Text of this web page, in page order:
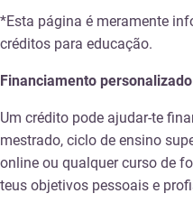
*Esta página é meramente
créditos para educação.
Financiamento
Um crédito pode ajudar-te
mestrado, ciclo de ensino
online ou qualquer curso de
teus objetivos pessoais e